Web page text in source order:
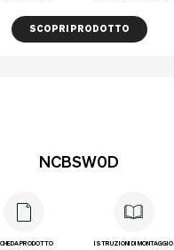
SCOPRI PRODOTTO
NCBSW0D
PRODOTTO ISTRUZIONI DI MONTAGGIO